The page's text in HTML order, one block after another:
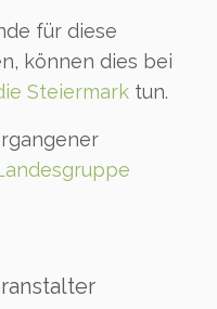
für diese
können dies bei
Steiermark tun.